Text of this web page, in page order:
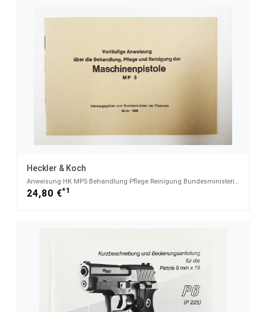
Heckler & Koch
Anweisung HK MP5 Behandlung Pflege Reinigung Bundesministerium der Finanzen BMF / ZOLL Bonn 1968
24,80 €*1